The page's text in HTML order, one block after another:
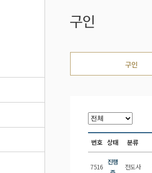
번호 상태 분류
7516
진행
전도사